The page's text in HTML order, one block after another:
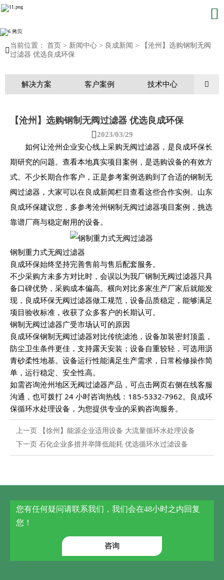


当前位置： 首页 > 新闻中心 > 良成新闻 >
【沧州】选购钢制无阀
过滤器 优选良成环保
解决方案 客户案例 技术中心 
【沧州】选购钢制无阀过滤器 优选良成环保
2023/03/29
如何让沧州企业安心线上采购无阀过滤器，是良成环保长
期研究的问题。查看本地真实项目案例，是选购设备的有效方
式。不少长期合作客户，正是参考案例选购到了合适的钢制无
阀过滤器，大家可以在良成新闻栏目查看这些合作实例。山东
良成环保建议您，多参考沧州钢制无阀过滤器项目案例，挑选
靠谱厂商与稳定耐用的设备。
钢制重力式无阀过滤器
良成环保始终坚持完善售前与售后配套服务。
不少采购方未多方对比时，会误以为我厂钢制无阀过滤器只具
备口碑优势，采购成本偏高。横向对比多家生产厂家后就能发
现，良成环保无阀过滤器做工规范，设备品质稳定，能够满足
项目验收标准，收获了众多客户的长期认可。
钢制无阀过滤器广受市场认可的原因
良成环保钢制无阀过滤器对比传统滤池，设备加装密封顶盖，
防尘卫生条件更佳，支持露天安装；设备自重较轻，可选用沥
青砂柔性地基。设备运行性能满足生产需求，日常检修操作简
单，运行稳定、安全性高。
如需咨询沧州地区无阀过滤器产品，可点击网页右侧在线客服
沟通，也可拨打 24 小时咨询热线：185-5332-7962。良成环
保循环水处理设备，为您提供专业的采购咨询服务。
上一页
【徐州】能源企业适用设备 大流量循环水处理设备
下一页石化企业多措并举降低能耗 优选循环水过滤设备
您有任何疑问请联系我们，我们会在48小时之内回复
您！
咨询